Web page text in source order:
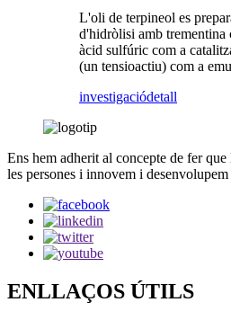
L'oli de terpineol es
d'hidròlisi amb trementina
àcid sulfúric com a
(un tensioactiu) com a
investigaciódetall
Ens hem adherit al concepte de fer
les persones i innovem i
ENLLAÇOS ÚTILS